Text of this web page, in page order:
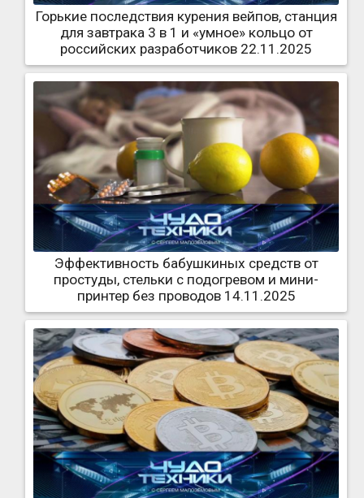
Горькие последствия курения вейпов, станция
для завтрака 3 в 1 и «умное» кольцо от
российских разработчиков 22.11.2025
Эффективность бабушкиных средств от
простуды, стельки с подогревом и мини-
принтер без проводов 14.11.2025